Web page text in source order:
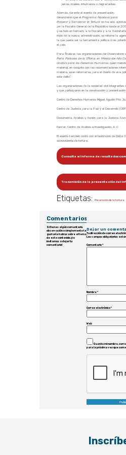
penas crueles, inhumanos o degradantes.
Además, durante el evento de presentación,
denunciaron que el Programa Nacional para
Prevenir y Sancionar la Tortura no ha sido
por la Fiscalía General de la República desde el
y se hizo un llamado a la Fiscalía y a la Secretaría
inicio de la nueva administración, se retome la
la que puede ser la herramienta política más
el país.
Para finalizar, las organizaciones del Observatorio
Peña Palacios de la Oficina en México del Alto
Unidas para los Derechos Humanos, quien
material, en conjunto con las recomendaciones
materia, sean retomadas para el diseño de una
este delito”.
Las organizaciones de la sociedad civil integrantes
y que participaron en la construcción y presentación
Centro de Derechos Humanos Miguel Agustín Pro
Centro de Justicia para la Paz y el Desarrollo
Documenta, Análisis y Acción para la Justicia
Fundar, Centro de Análisis e Investigación, A. C
El evento también contó con el testimonio de Doña
sobreviviente de tortura.
Consulta el informe de resultados
Transmisión de la presentación del
Etiquetas: Prevención de la tortura
Comentarios
Si tienes algún comentario,
observación o simplemente te
gustaría hablar sobre el tema
de este contenido, ¡te
invitamos a dejar tu
comentario!
Dejar un
Tu dirección de correo
Los campos obligatorios
Comentario*
Nombre*
Correo electrónico*
Web
Guarda mi nombre,
para la próxima vez que